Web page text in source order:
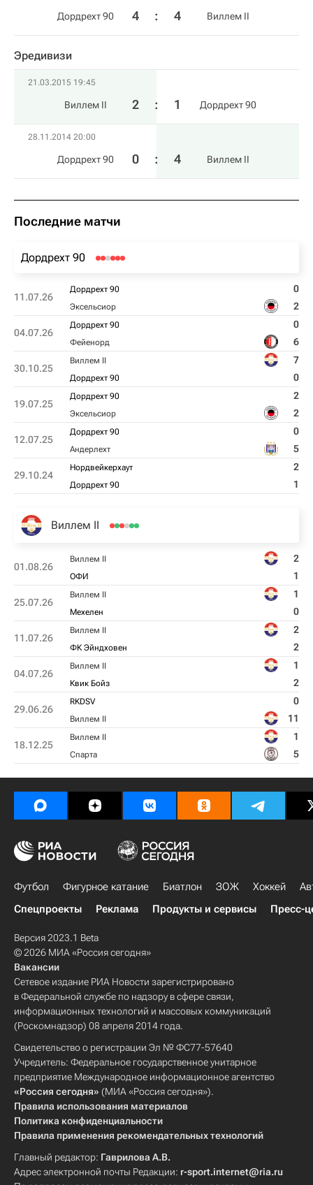
Дордрехт 90 4 : 4 Виллем II
Эредивизи
21.03.2015 19:45
Виллем II 2 : 1 Дордрехт 90
28.11.2014 20:00
Дордрехт 90 0 : 4 Виллем II
Последние матчи
Дордрехт 90
11.07.26
Дордрехт 90 0
Эксельсиор 2
04.07.26
Дордрехт 90 0
Фейенорд 6
30.10.25
Виллем II 7
Дордрехт 90 0
19.07.25
Дордрехт 90 2
Эксельсиор 2
12.07.25
Дордрехт 90 0
Андерлехт 5
29.10.24
Нордвейкерхаут 2
Дордрехт 90 1
Виллем II
01.08.26
Виллем II 2
ОФИ 1
25.07.26
Виллем II 1
Мехелен 0
11.07.26
Виллем II 2
ФК Эйндховен 2
04.07.26
Виллем II 1
Квик Бойз 2
29.06.26
RKDSV 0
Виллем II 11
18.12.25
Виллем II 1
Спарта 5
Футбол Фигурное катание Биатлон ЗОЖ Хоккей
Спецпроекты
Реклама Продукты и сервисы Пресс-
Версия 2023.1 Beta
© 2026 МИА «Россия сегодня»
Вакансии
Сетевое издание РИА Новости зарегистрировано
в Федеральной службе по надзору в сфере связи,
информационных технологий и массовых коммуникаций
(Роскомнадзор) 08 апреля 2014 года.
Свидетельство о регистрации Эл № ФС77-57640
Учредитель: Федеральное государственное унитарное
предприятие Международное информационное агентство
«Россия сегодня» (МИА «Россия сегодня»).
Правила использования материалов
Политика конфиденциальности
Правила применения рекомендательных технологий
Главный редактор: Гаврилова А.В.
Адрес электронной почты Редакции: r-sport.internet@ria.ru